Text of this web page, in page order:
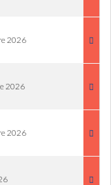
2026
2026
2026